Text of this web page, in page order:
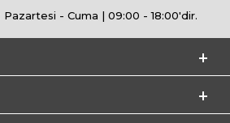
Pazartesi - Cuma | 09:00 - 18:00'dir.